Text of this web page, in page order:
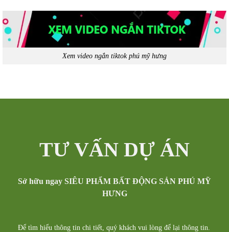
Xem video ngắn tiktok phú mỹ hưng
TƯ VẤN DỰ ÁN
Sở hữu ngay SIÊU PHẨM BẤT ĐỘNG SẢN PHÚ MỸ
HƯNG
Để tìm hiểu thông tin chi tiết, quý khách vui lòng để lại thông tin.